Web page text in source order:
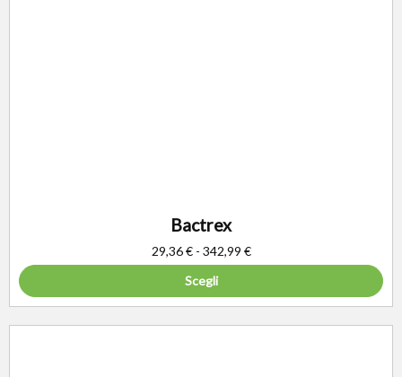
Bactrex
29,36€ - 342,99 €
Scegli